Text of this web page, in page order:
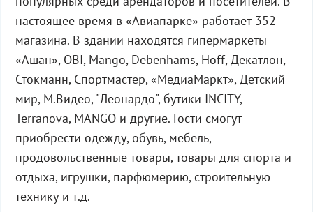
настоящее время в «Авиапарке» работает 352
магазина. В здании находятся гипермаркеты
«Ашан», OBI, Mango, Debenhams, Hoff, Декатлон,
Стокманн, Спортмастер, «МедиаМаркт», Детский
мир, М.Видео, "Леонардо", бутики INCITY,
Terranova, MANGO и другие. Гости смогут
приобрести одежду, обувь, мебель,
продовольственные товары, товары для спорта и
отдыха, игрушки, парфюмерию, строительную
технику и т.д.